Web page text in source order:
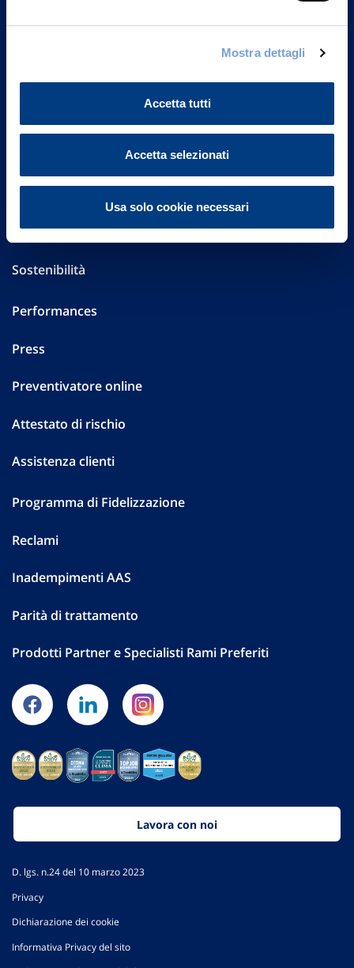
Mostra dettagli
Accetta tutti
Accetta selezionati
Usa solo cookie necessari
Vittoria Assicurazioni S.p.A.
Part. IVA 01329510158
FAQ
Altre informazioni
Sostenibilità
Performances
Press
Preventivatore online
Attestato di rischio
Assistenza clienti
Programma di Fidelizzazione
Reclami
Inadempimenti AAS
Parità di trattamento
Prodotti Partner e Specialisti Rami Preferiti
Lavora con noi
D. lgs. n.24 del 10 marzo 2023
Privacy
Dichiarazione dei cookie
Informativa Privacy del sito